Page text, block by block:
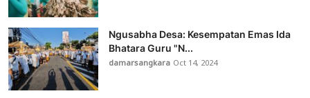
Ngusabha Desa: Kesempatan Emas Ida
Bhatara Guru "N...
damarsangkara Oct 14, 2024